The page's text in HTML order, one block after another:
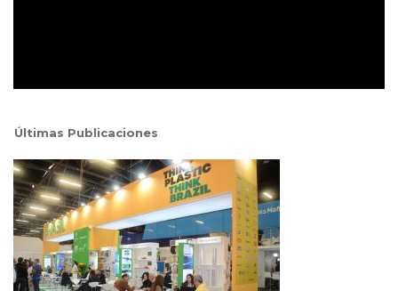
Últimas Publicaciones